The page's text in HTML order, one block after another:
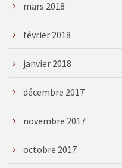
mars 2018
février 2018
janvier 2018
décembre 2017
novembre 2017
octobre 2017